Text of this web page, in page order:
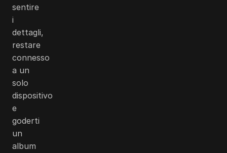
sentire
i
dettagli,
restare
connesso
a un
solo
dispositivo
e
goderti
un
album